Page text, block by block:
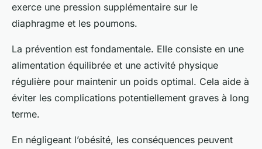
exerce une pression supplémentaire sur le
diaphragme et les poumons.
La prévention est fondamentale. Elle consiste en une
alimentation équilibrée et une activité physique
régulière pour maintenir un poids optimal. Cela aide à
éviter les complications potentiellement graves à long
terme.
En négligeant l’obésité, les conséquences peuvent